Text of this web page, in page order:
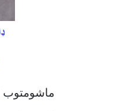
ماشومتوب